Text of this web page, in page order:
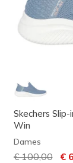
Skechers
Win
Dames
Prijs
€ 100,00naar
€